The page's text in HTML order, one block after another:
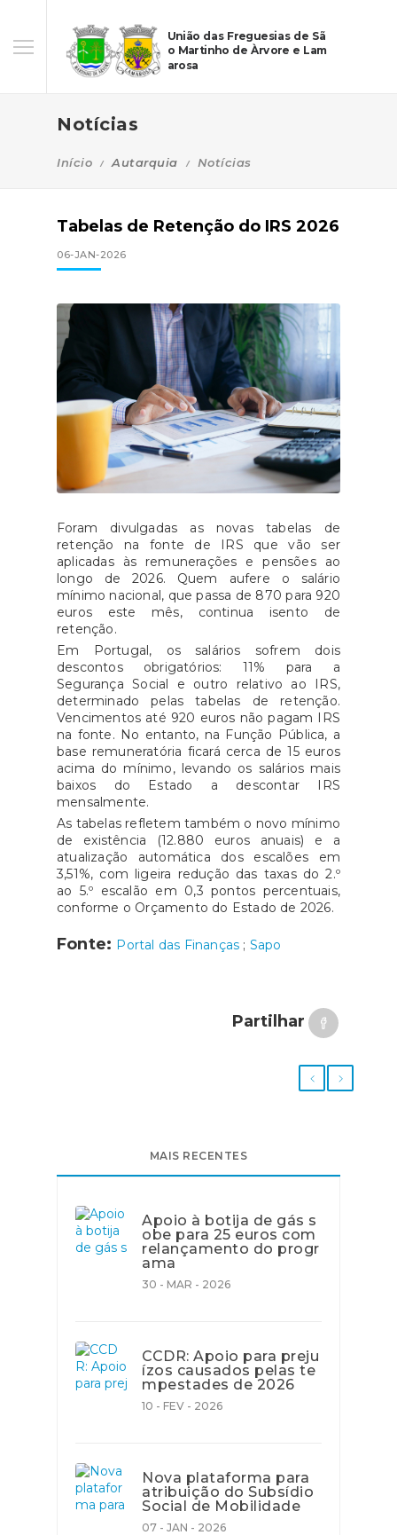
União das Freguesias de Sã
o Martinho de Àrvore e Lam
arosa
Notícias
Início Autarquia Notícias
Tabelas de Retenção do IRS 2026
06-JAN-2026
Foram divulgadas as novas tabelas de
retenção na fonte de IRS que vão ser
aplicadas às remunerações e pensões ao
longo de 2026. Quem aufere o salário
mínimo nacional, que passa de 870 para 920
euros este mês, continua isento de
retenção.
Em Portugal, os salários sofrem dois
descontos obrigatórios: 11% para a
Segurança Social e outro relativo ao IRS,
determinado pelas tabelas de retenção.
Vencimentos até 920 euros não pagam IRS
na fonte. No entanto, na Função Pública, a
base remuneratória ficará cerca de 15 euros
acima do mínimo, levando os salários mais
baixos do Estado a descontar IRS
mensalmente.
As tabelas refletem também o novo mínimo
de existência (12.880 euros anuais) e a
atualização automática dos escalões em
3,51%, com ligeira redução das taxas do 2.º
ao 5.º escalão em 0,3 pontos percentuais,
conforme o Orçamento do Estado de 2026.
Fonte: Portal das Finanças ; Sapo
Partilhar
MAIS RECENTES
Apoio à botija de gás s
obe para 25 euros com
relançamento do progr
ama
30 - MAR - 2026
CCDR: Apoio para preju
ízos causados pelas te
mpestades de 2026
10 - FEV - 2026
Nova plataforma para
atribuição do Subsídio
Social de Mobilidade
07 - JAN - 2026